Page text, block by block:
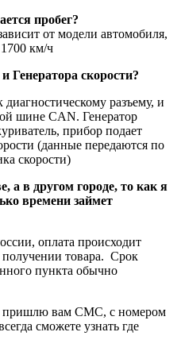
пробег?
от модели автомобиля,
1700 км/ч
Генератора скорости?
разъему, и
шине CAN. Генератор
прибор подает
(данные передаются по
скорости)
а в другом городе, то как я
времени займет
оплата происходит
получении товара. Срок
пункта обычно
пришлю вам CMC, с номером
сможете узнать где